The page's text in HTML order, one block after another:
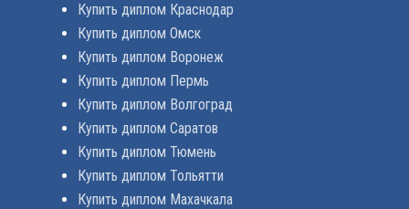
Купить диплом Краснодар
Купить диплом Омск
Купить диплом Воронеж
Купить диплом Пермь
Купить диплом Волгоград
Купить диплом Саратов
Купить диплом Тюмень
Купить диплом Тольятти
Купить диплом Махачкала